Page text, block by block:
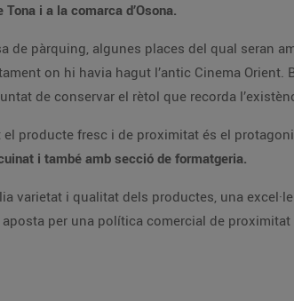
i a la comarca d’Osona.
pàrquing, algunes places del qual seran
on hi havia hagut l’antic Cinema Orient.
de conservar el rètol que recorda
producte fresc i de proximitat és el
i també amb secció de formatgeria.
varietat i qualitat dels productes, una
per una política comercial de